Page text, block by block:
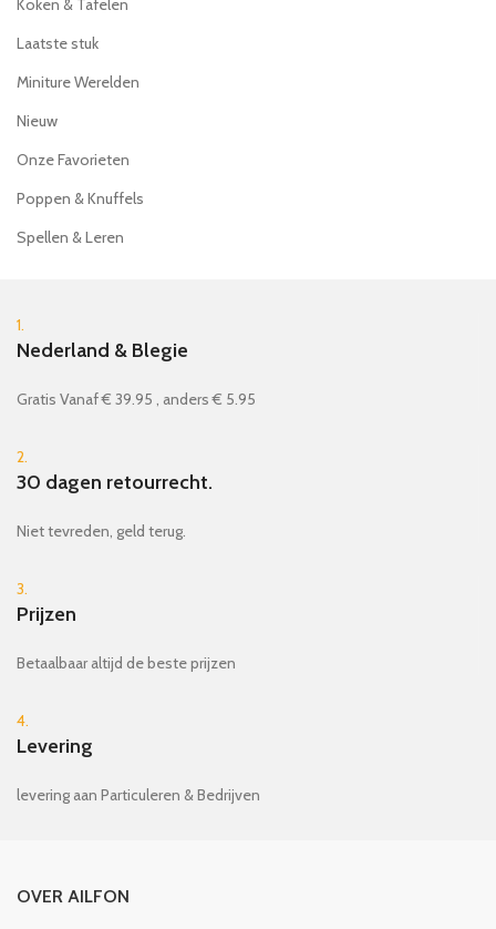
Koken & Tafelen
Laatste stuk
Miniture Werelden
Nieuw
Onze Favorieten
Poppen & Knuffels
Spellen & Leren
1.
Nederland & Blegie
Gratis Vanaf € 39.95 , anders € 5.95
2.
30 dagen retourrecht.
Niet tevreden, geld terug.
3.
Prijzen
Betaalbaar altijd de beste prijzen
4.
Levering
levering aan Particuleren & Bedrijven
OVER AILFON